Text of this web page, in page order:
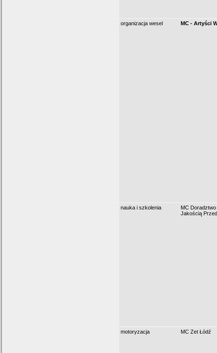
organizacja wesel MC - Artyści
nauka i szkolenia
MC
Jakością
motoryzacja MC Zet Łódź